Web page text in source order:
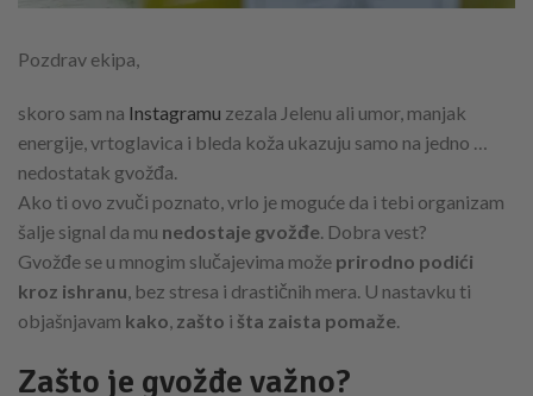
Pozdrav ekipa,
skoro sam na Instagramu zezala Jelenu ali umor, manjak
energije, vrtoglavica i bleda koža ukazuju samo na jedno …
nedostatak gvožđa.
Ako ti ovo zvuči poznato, vrlo je moguće da i tebi organizam
šalje signal da mu nedostaje gvožđe. Dobra vest?
Gvožđe se u mnogim slučajevima može prirodno podići
kroz ishranu, bez stresa i drastičnih mera. U nastavku ti
objašnjavam kako, zašto i šta zaista pomaže.
Zašto je gvožđe važno?